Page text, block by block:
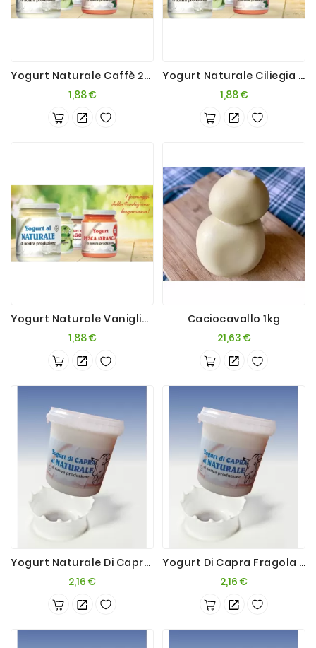
Yogurt Naturale Caffè 200g
1,88 €Prezzo
Yogurt Naturale Ciliegia 200g
1,88 €Prezzo
Yogurt Naturale Vaniglia 200g
1,88 €Prezzo
Caciocavallo 1kg
21,63 €Prezzo
Yogurt Naturale Di Capra 200g
2,16 €Prezzo
Yogurt Di Capra Fragola 200g
2,16 €Prezzo